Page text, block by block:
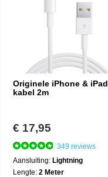
Originele iPhone & iPad
kabel 2m
€ 17,95
349 reviews
Aansluiting: Lightning
Lengte: 2 Meter